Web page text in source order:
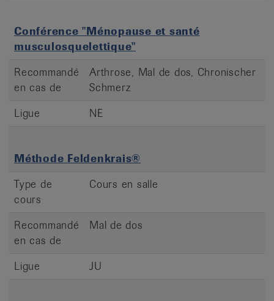
Conférence "Ménopause et santé
musculosquelettique"
Recommandé
en cas de
Arthrose, Mal de dos, Chronischer
Schmerz
Ligue
NE
Méthode Feldenkrais®
Type de
cours
Cours en salle
Recommandé
en cas de
Mal de dos
Ligue JU